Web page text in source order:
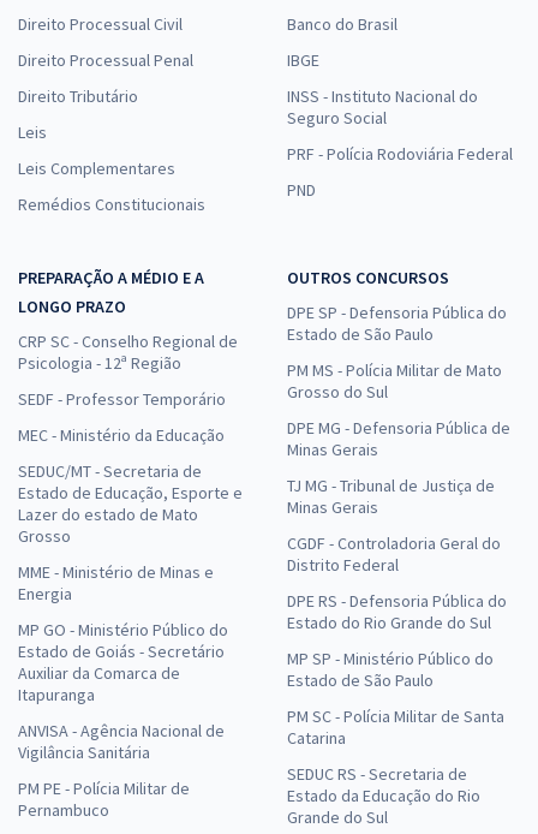
Direito Processual Civil
Direito Processual Penal
Direito Tributário
Leis
Leis Complementares
Remédios Constitucionais
Banco do Brasil
IBGE
INSS - Instituto Nacional do
Seguro Social
PRF - Polícia Rodoviária Federal
PND
PREPARAÇÃO A MÉDIO E A
LONGO PRAZO
CRP SC - Conselho Regional de
Psicologia - 12ª Região
SEDF - Professor Temporário
MEC - Ministério da Educação
SEDUC/MT - Secretaria de
Estado de Educação, Esporte e
Lazer do estado de Mato
Grosso
MME - Ministério de Minas e
Energia
MP GO - Ministério Público do
Estado de Goiás - Secretário
Auxiliar da Comarca de
Itapuranga
ANVISA - Agência Nacional de
Vigilância Sanitária
PM PE - Polícia Militar de
Pernambuco
OUTROS CONCURSOS
DPE SP - Defensoria Pública do
Estado de São Paulo
PM MS - Polícia Militar de Mato
Grosso do Sul
DPE MG - Defensoria Pública de
Minas Gerais
TJ MG - Tribunal de Justiça de
Minas Gerais
CGDF - Controladoria Geral do
Distrito Federal
DPE RS - Defensoria Pública do
Estado do Rio Grande do Sul
MP SP - Ministério Público do
Estado de São Paulo
PM SC - Polícia Militar de Santa
Catarina
SEDUC RS - Secretaria de
Estado da Educação do Rio
Grande do Sul